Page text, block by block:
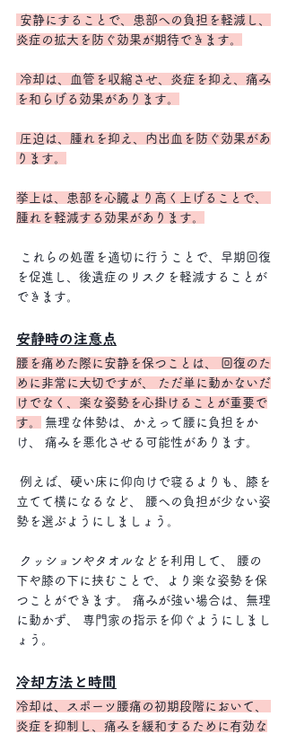
炎症の拡大を防ぐ効果が期待できます。
を和らげる効果があります。
ります。
挙上は、患部を心臓より高く上げることで、
腫れを軽減する効果があります。
を促進し、後遺症のリスクを軽減することが
できます。
安静時の注意点
腰を痛めた際に安静を保つことは、 回復のた
めに非常に大切ですが、 ただ単に動かないだ
けでなく、楽な姿勢を心掛けることが重要で
す。
無理な体勢は、かえって腰に負担をか
け、 痛みを悪化させる可能性があります。
立てて横になるなど、 腰への負担が少ない姿
勢を選ぶようにしましょう。
下や膝の下に挟むことで、より楽な姿勢を保
つことができます。 痛みが強い場合は、無理
に動かず、 専門家の指示を仰ぐようにしまし
ょう。
冷却方法と時間
冷却は、スポーツ腰痛の初期段階において、
炎症を抑制し、痛みを緩和するために有効な